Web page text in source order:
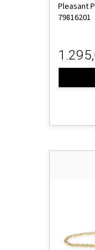
Pleasant
79816201